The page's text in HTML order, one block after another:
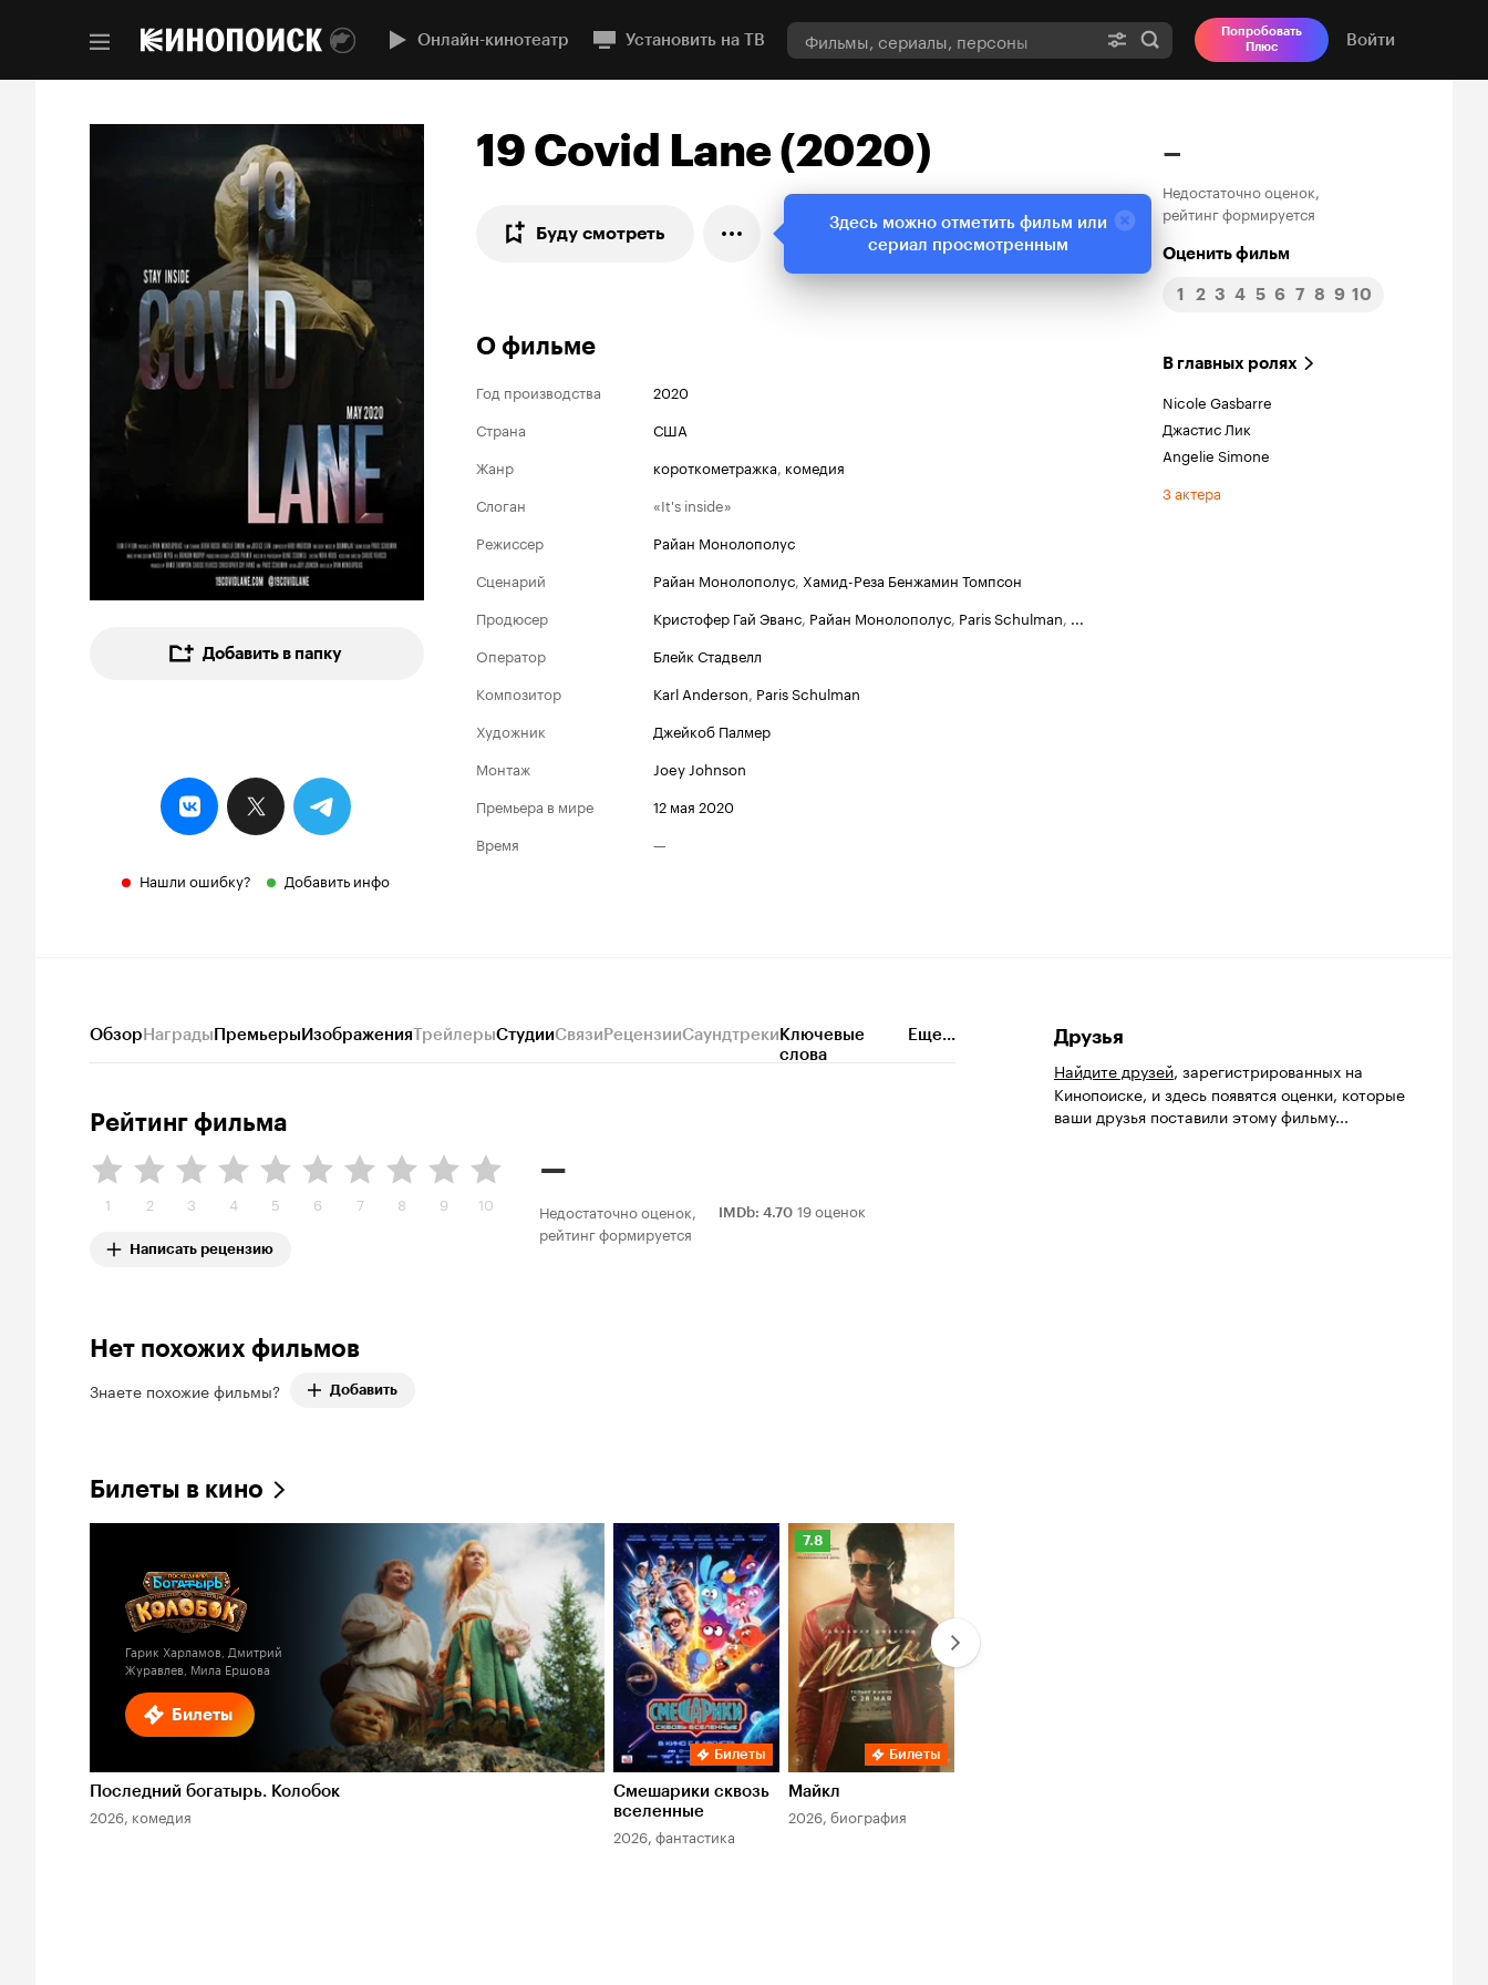
Онлайн-кинотеатр Установить на ТВ
Попробовать
Плюс
Войти
Добавить в папку
Нашли ошибку? Добавить инфо
19 Covid Lane (2020)
Буду смотреть
–
Недостаточно оценок,
рейтинг формируется
Оценить фильм
1 2 3 4 5 6 7 8 9 10
О фильме
Год производства
2020
Страна
США
Жанр
короткометражка, комедия
Слоган
«It's inside»
Режиссер
Райан Монолополус
Сценарий
Райан Монолополус, Хамид-Реза Бенжамин Томпсон
Продюсер
Кристофер Гай Эванс, Райан Монолополус, Paris Schulman, ...
Оператор
Блейк Стадвелл
Композитор
Karl Anderson, Paris Schulman
Художник
Джейкоб Палмер
Монтаж
Joey Johnson
Премьера в мире
12 мая 2020
Время
—
В главных ролях
Nicole Gasbarre
Джастис Лик
Angelie Simone
3 актера
ОбзорНаградыПремьерыИзображенияТрейлерыСтудииСвязиРецензииСаундтрекиКлючевые
слова
Еще...
Рейтинг фильма
1 2 3 4 5 6 7 8 9 10
Написать рецензию
–
Недостаточно оценок,
рейтинг формируется
IMDb: 4.70 19 оценок
Нет похожих фильмов
Знаете похожие фильмы? Добавить
Билеты в кино
Билеты
Гарик Харламов, Дмитрий
Журавлев, Мила Ершова
Последний богатырь. Колобок
2026, комедия
Билеты
Смешарики сквозь
вселенные
2026, фантастика
Рейтинг
Кинопоиска
7.8
Билеты
Майкл
2026, биография
Друзья
Найдите друзей, зарегистрированных на
Кинопоиске, и здесь появятся оценки, которые
ваши друзья поставили этому фильму...
Здесь можно отметить фильм или
сериал просмотренным